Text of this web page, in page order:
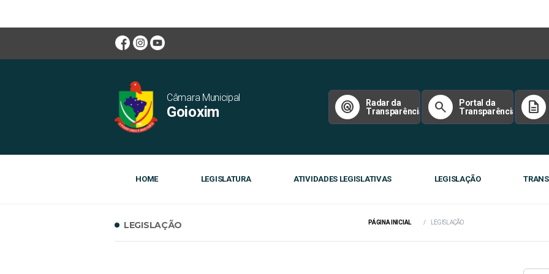
Câmara Municipal
Goioxim radar
Radar da
Transparência
search
Portal da
Transparência
description
HOME LEGISLATURA ATIVIDADES LEGISLATIVAS LEGISLAÇÃO
LEGISLAÇÃO PÁGINA INICIAL LEGISLAÇÃO